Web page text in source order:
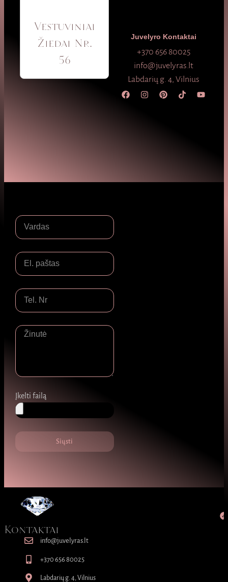
Vestuviniai
Žiedai Nr.
56
Juvelyro Kontaktai
+370 656 80025
info@juvelyras.lt
Labdarių g. 4, Vilnius
Įkelti failą
Siųsti
Kontaktai
info@juvelyras.lt
+370 656 80025
Labdarių g. 4, Vilnius